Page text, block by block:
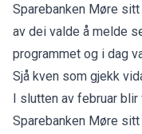
Sparebanken Møre
av dei valde å melde
programmet og i dag
Sjå kven som gjekk
I slutten av februar
Sparebanken Møre